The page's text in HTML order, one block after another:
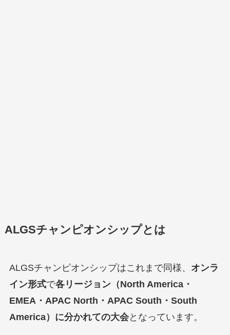
ALGSチャンピオンシップとは
ALGSチャンピオンシップはこれまで同様、 オンラ
イン形式で各リージョン（North America・
EMEA・APAC North・APAC South・South
America）に分かれての大会となっています。